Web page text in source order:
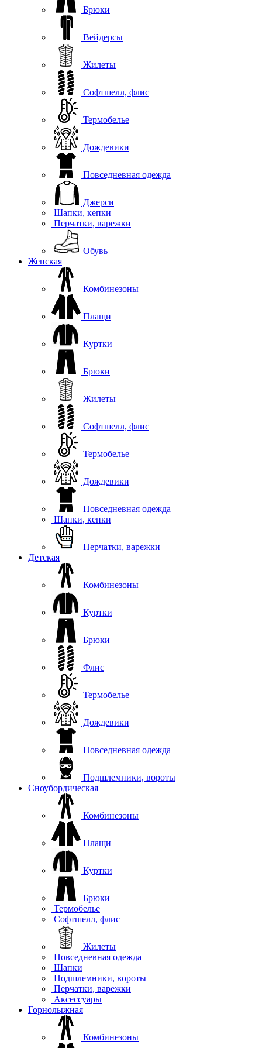
Брюки
Вейдерсы
Жилеты
Софтшелл, флис
Термобелье
Дождевики
Повседневная одежда
Джерси
Шапки, кепки
Перчатки, варежки
Обувь
Женская
Комбинезоны
Плащи
Куртки
Брюки
Жилеты
Софтшелл, флис
Термобелье
Дождевики
Повседневная одежда
Шапки, кепки
Перчатки, варежки
Детская
Комбинезоны
Куртки
Брюки
Флис
Термобелье
Дождевики
Повседневная одежда
Подшлемники, вороты
Сноубордическая
Комбинезоны
Плащи
Куртки
Брюки
Термобелье
Софтшелл, флис
Жилеты
Повседневная одежда
Шапки
Подшлемники, вороты
Перчатки, варежки
Аксессуары
Горнолыжная
Комбинезоны